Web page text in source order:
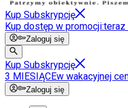
Kup Subskrypcję
Kup dostęp w promocji:teraz
Zaloguj się
Kup Subskrypcję
3 MIESIĄCEw wakacyjnej
Zaloguj się